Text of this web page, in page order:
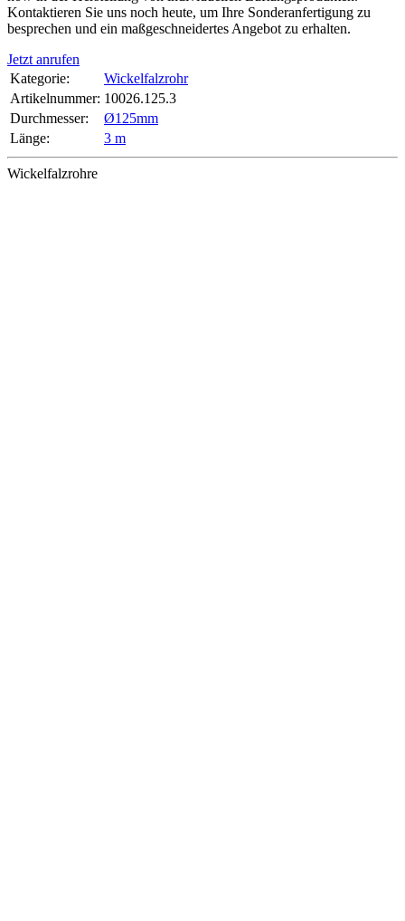
Kontaktieren Sie uns noch heute, um Ihre Sonderanfertigung zu
besprechen und ein maßgeschneidertes Angebot zu erhalten.
Jetzt anrufen
Kategorie:
Wickelfalzrohr
Artikelnummer: 10026.125.3
Durchmesser‍:
Ø125mm
Länge‍:
3 m
Wickelfalzrohre